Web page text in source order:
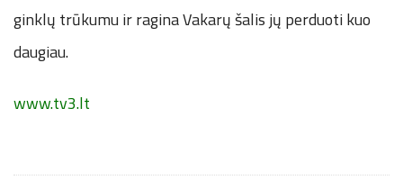
ginklų trūkumu ir ragina Vakarų šalis jų perduoti kuo
daugiau.
www.tv3.lt